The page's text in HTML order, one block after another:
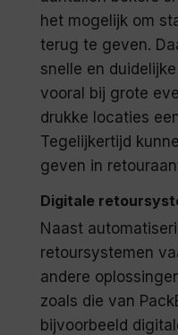
het mogelijk om
terug te geven.
snelle en
vooral bij grote
drukke locaties
Tegelijkertijd
geven in
Digitale
Naast
retoursystemen
andere
zoals die van
bijvoorbeeld